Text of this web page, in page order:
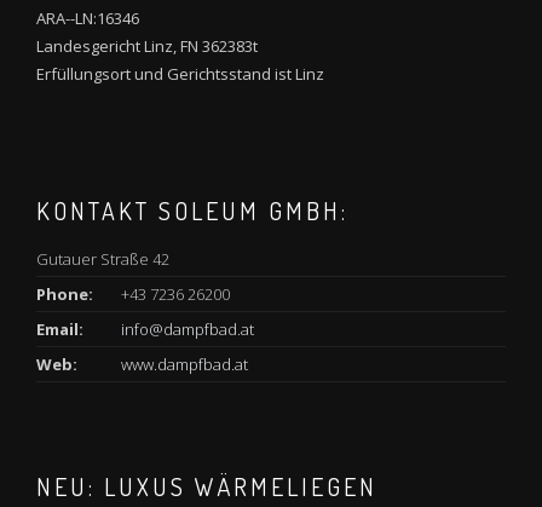
ARA--LN:16346
Landesgericht Linz, FN 362383t
Erfüllungsort und Gerichtsstand ist Linz
KONTAKT SOLEUM GMBH:
Gutauer Straße 42
Phone:
+43 7236 26200
Email:
info@dampfbad.at
Web:
www.dampfbad.at
NEU: LUXUS WÄRMELIEGEN